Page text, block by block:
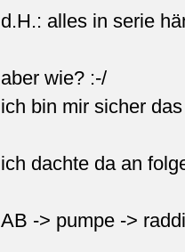
d.H.: alles in serie
aber wie? :-/
ich bin mir sicher
ich dachte da an
AB -> pumpe ->